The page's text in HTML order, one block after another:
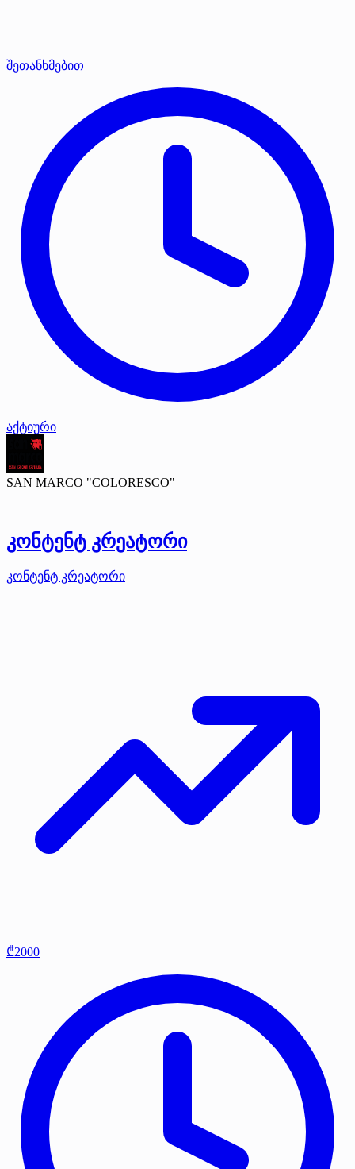
შეთანხმებით
აქტიური
SAN MARCO "COLORESCO"
კონტენტ კრეატორი
კონტენტ კრეატორი
₾2000